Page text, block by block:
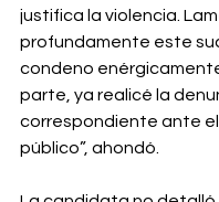
justifica la violencia.
profundamente este
condeno
parte, ya realicé la
correspondiente ante
público”, ahondó.